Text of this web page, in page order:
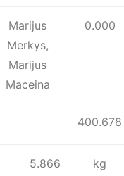
Marijus
Merkys,
Marijus
Maceina
0.000
400.678
5.866 kg